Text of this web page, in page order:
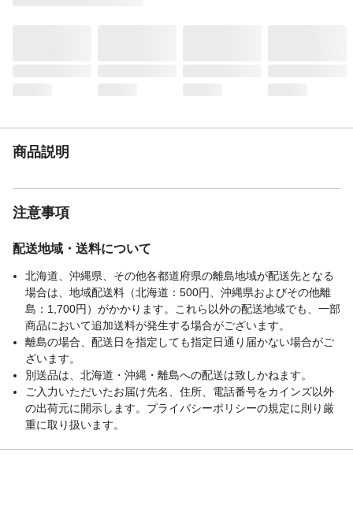
商品説明
注意事項
配送地域・送料について
北海道、沖縄県、その他各都道府県の離島地域が配送先となる
場合は、地域配送料（北海道：500円、沖縄県およびその他離
島：1,700円）がかかります。これら以外の配送地域でも、一部
商品において追加送料が発生する場合がございます。
離島の場合、配送日を指定しても指定日通り届かない場合がご
ざいます。
別送品は、北海道・沖縄・離島への配送は致しかねます。
ご入力いただいたお届け先名、住所、電話番号をカインズ以外
の出荷元に開示します。プライバシーポリシーの規定に則り厳
重に取り扱います。